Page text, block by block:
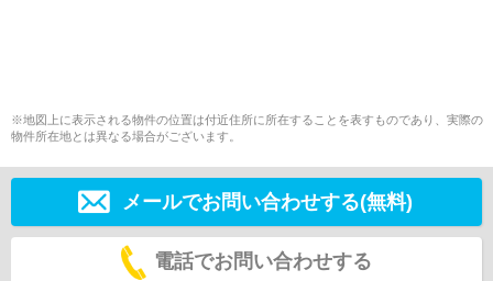
※地図上に表示される物件の位置は付近住所に所在することを表すものであり、実際の
物件所在地とは異なる場合がございます。
メールでお問い合わせする(無料)
電話でお問い合わせする